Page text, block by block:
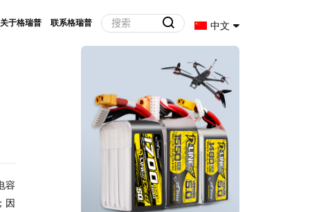
关于格瑞普 联系格瑞普 中文
容
因